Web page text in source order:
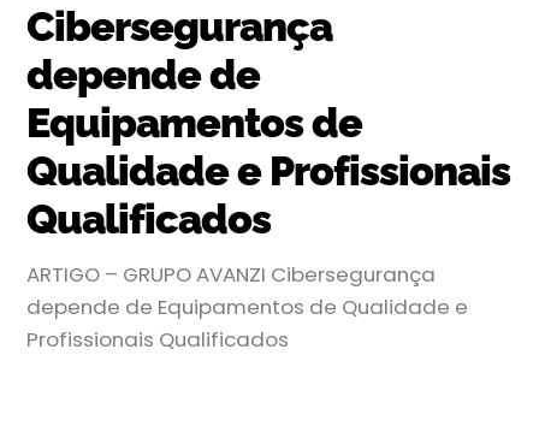
Cibersegurança
depende de
Equipamentos de
Qualidade e Profissionais
Qualificados
ARTIGO – GRUPO AVANZI Cibersegurança
depende de Equipamentos de Qualidade e
Profissionais Qualificados